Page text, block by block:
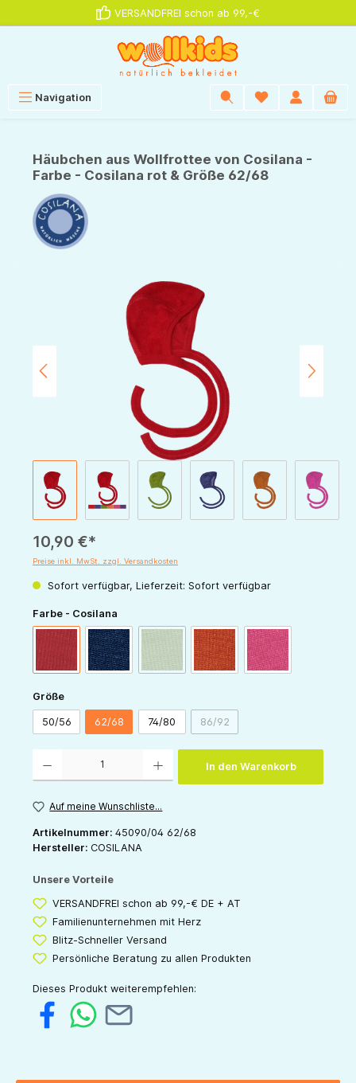
VERSANDFREI schon ab 99,-€
Navigation
Häubchen aus Wollfrottee von Cosilana -
Farbe - Cosilana rot & Größe 62/68
Bildergalerie überspringen
10,90 €*
Preise inkl. MwSt. zzgl. Versandkosten
Sofort verfügbar, Lieferzeit: Sofort verfügbar
Farbe - Cosilana
marine (Diese Option ist zurzeit nicht verfügbar.)
orange pink
Größeauswählen
50/56 62/68 74/80 86/92(Diese Option ist zurzeit nicht
In den Warenkorb
Auf meine Wunschliste...
Artikelnummer: 45090/04 62/68
Hersteller: COSILANA
Unsere Vorteile
VERSANDFREI schon ab 99,-€ DE + AT
Familienunternehmen mit Herz
Blitz-Schneller Versand
Persönliche Beratung zu allen Produkten
Dieses Produkt weiterempfehlen: